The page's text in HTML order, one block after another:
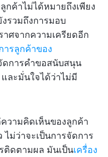
กค้าไม่ได้หมายถึงเพียง
รวมถึงการมอบ
ศจากความเครียดอีก
ารลูกค้าของ
ดการคำขอสนับสนุน
ละมั่นใจได้ว่าไม่มี
วามคิดเห็นของลูกค้า
ไม่ว่าจะเป็นการจัดการ
ติดตามผล มันเป็นเครื่อง